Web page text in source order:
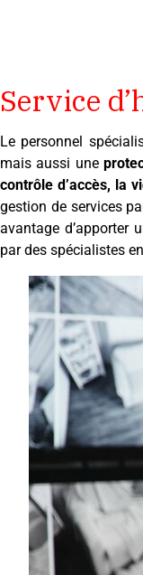
Service
Le personnel
mais aussi une
contrôle d’accès, la
gestion de services
avantage d’apporter
par des spécialistes